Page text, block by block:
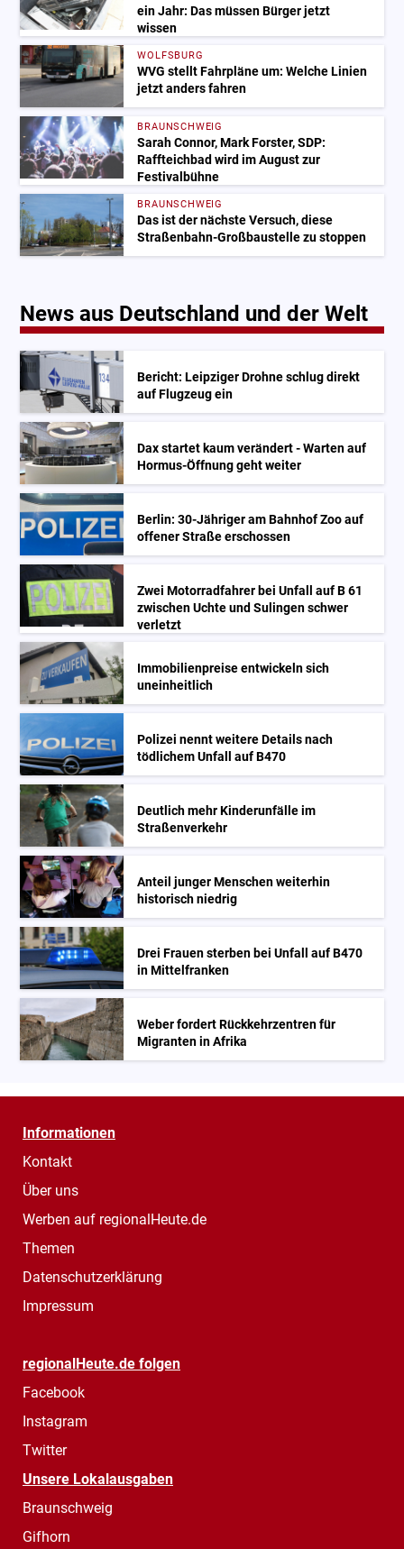
ein Jahr: Das müssen Bürger jetzt
wissen
WOLFSBURG
WVG stellt Fahrpläne um: Welche Linien
jetzt anders fahren
BRAUNSCHWEIG
Sarah Connor, Mark Forster, SDP:
Raffteichbad wird im August zur
Festivalbühne
BRAUNSCHWEIG
Das ist der nächste Versuch, diese
Straßenbahn-Großbaustelle zu stoppen
News aus Deutschland und der Welt
Bericht: Leipziger Drohne schlug direkt
auf Flugzeug ein
Dax startet kaum verändert - Warten auf
Hormus-Öffnung geht weiter
Berlin: 30-Jähriger am Bahnhof Zoo auf
offener Straße erschossen
Zwei Motorradfahrer bei Unfall auf B 61
zwischen Uchte und Sulingen schwer
verletzt
Immobilienpreise entwickeln sich
uneinheitlich
Polizei nennt weitere Details nach
tödlichem Unfall auf B470
Deutlich mehr Kinderunfälle im
Straßenverkehr
Anteil junger Menschen weiterhin
historisch niedrig
Drei Frauen sterben bei Unfall auf B470
in Mittelfranken
Weber fordert Rückkehrzentren für
Migranten in Afrika
Informationen
Kontakt
Über uns
Werben auf regionalHeute.de
Themen
Datenschutzerklärung
Impressum
regionalHeute.de folgen
Facebook
Instagram
Twitter
Unsere Lokalausgaben
Braunschweig
Gifhorn